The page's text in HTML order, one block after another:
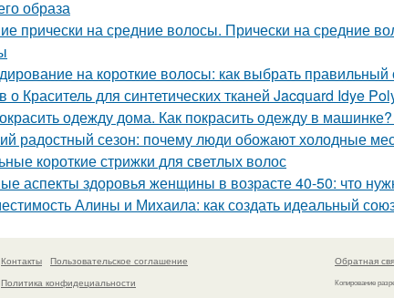
образа
прически на средние волосы. Прически на средние
на короткие волосы: как выбрать правильный
о Краситель для синтетических тканей Jacquard Idye
одежду дома. Как покрасить одежду в
радостный сезон: почему люди обожают холодные
короткие стрижки для светлых волос
аспекты здоровья женщины в возрасте 40-50: что
Алины и Михаила: как создать идеальный
Контакты
Пользовательское соглашение
Политика конфидециальности
Обратная
Копирование